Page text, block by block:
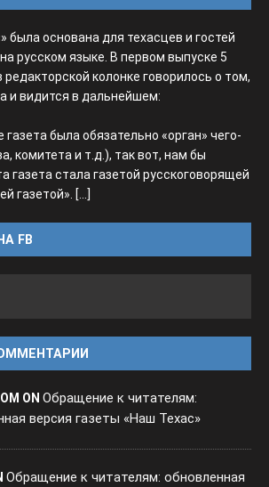
была основана для техасцев и гостей
русском языке. В первом выпуске 5
редакторской колонке говорилось о том,
и видится в дальнейшем:
газета была обязательно «орган» чего-
комитета и т.д.), так вот, нам бы
газета стала газетой русскоговорящей
газетой». [...]
FB
ON Обращение к читателям:
версия газеты «Наш Техас»
Обращение к читателям: обновленная